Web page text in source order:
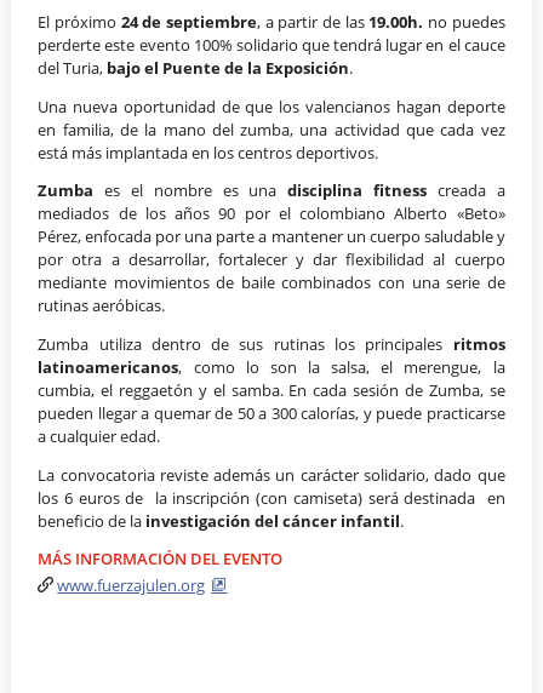
El próximo 24 de septiembre, a partir de las 19.00h. no puedes
perderte este evento 100% solidario que tendrá lugar en el cauce
del Turia, bajo el Puente de la Exposición.
Una nueva oportunidad de que los valencianos hagan deporte
en familia, de la mano del zumba, una actividad que cada vez
está más implantada en los centros deportivos.
Zumba es el nombre es unadisciplina fitness creada a
mediados de los años 90 por el colombiano Alberto «Beto»
Pérez, enfocada por una parte a mantener un cuerpo saludable y
por otra a desarrollar, fortalecer y dar flexibilidad al cuerpo
mediante movimientos de baile combinados con una serie de
rutinas aeróbicas.
Zumba utiliza dentro de sus rutinas los principales ritmos
latinoamericanos, como lo son la salsa, el merengue, la
cumbia, el reggaetón y el samba. En cada sesión de Zumba, se
pueden llegar a quemar de 50 a 300 calorías, y puede practicarse
a cualquier edad.
La convocatoria reviste además un carácter solidario, dado que
los 6 euros de la inscripción (con camiseta) será destinada en
beneficio de la investigación del cáncer infantil.
MÁS INFORMACIÓN DEL EVENTO
www.fuerzajulen.org